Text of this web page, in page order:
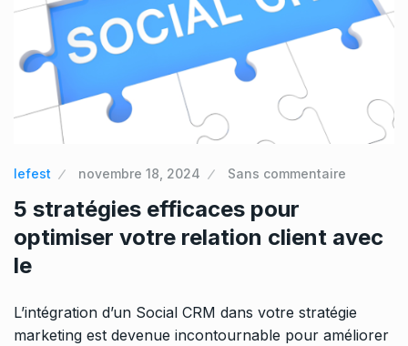
lefest novembre 18, 2024 Sans commentaire
5 stratégies efficaces pour
optimiser votre relation client avec
le
L’intégration d’un Social CRM dans votre stratégie
marketing est devenue incontournable pour améliorer